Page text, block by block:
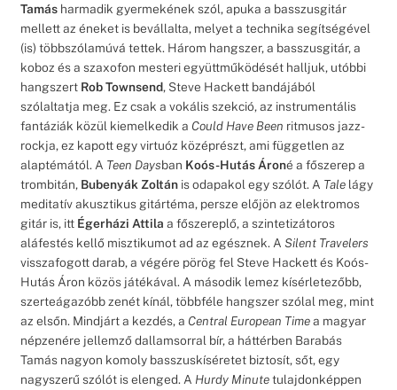
Tamásharmadik gyermekének szól, apuka a basszusgitár
mellett az éneket is bevállalta, melyet a technika segítségével
(is) többszólamúvá tettek. Három hangszer, a basszusgitár, a
koboz és a szaxofon mesteri együttműködését halljuk, utóbbi
hangszert Rob Townsend, Steve Hackett bandájából
szólaltatja meg. Ez csak a vokális szekció, az instrumentális
fantáziák közül kiemelkedik a Could Have Been ritmusos jazz-
rockja, ez kapott egy virtuóz középrészt, ami független az
alaptémától. A Teen Daysban Koós-Hutás Ároné a főszerep a
trombitán, Bubenyák Zoltánis odapakol egy szólót. A Talelágy
meditatív akusztikus gitártéma, persze előjön az elektromos
gitár is, itt Égerházi Attila a főszereplő, a szintetizátoros
aláfestés kellő misztikumot ad az egésznek. A Silent Travelers
visszafogott darab, a végére pörög fel Steve Hackett és Koós-
Hutás Áron közös játékával. A második lemez kísérletezőbb,
szerteágazóbb zenét kínál, többféle hangszer szólal meg, mint
az elsőn. Mindjárt a kezdés, a Central European Timea magyar
népzenére jellemző dallamsorral bír, a háttérben Barabás
Tamás nagyon komoly basszuskíséretet biztosít, sőt, egy
nagyszerű szólót is elenged. A Hurdy Minutetulajdonképpen